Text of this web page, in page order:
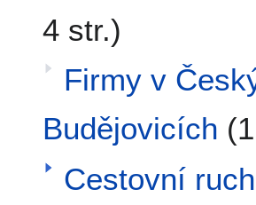
4 str.)
Firmy v
Budějovicích
Cestovní ruch